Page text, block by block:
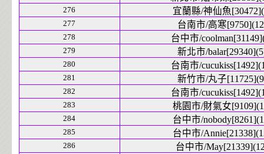
276 宜蘭縣/神仙魚
277 台南市/高寒
278 台中市/
279 新北市/
280 台南市/
281 新竹市/丸子
282 台南市/
283 桃園市/財氣女
284 台中市/
285 台中市/
286 台中市/